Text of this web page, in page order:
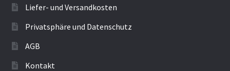
Liefer- und Versandkosten
Privatsphäre und Datenschutz
AGB
Kontakt